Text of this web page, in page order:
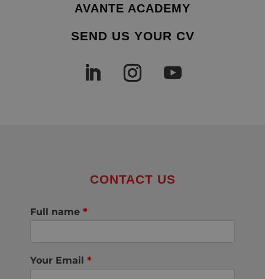
AVANTE ACADEMY
SEND US YOUR CV
CONTACT US
Full name *
Your Email *